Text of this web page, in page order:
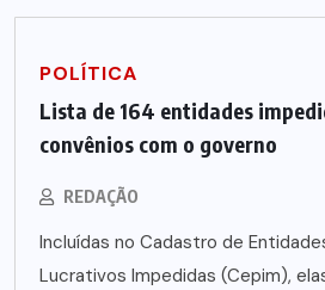
POLÍTICA
Lista de 164 entidades
convênios com o governo
REDAÇÃO
Incluídas no Cadastro de
Lucrativos Impedidas (Cepim),